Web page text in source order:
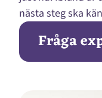
nästa steg ska
Fråga